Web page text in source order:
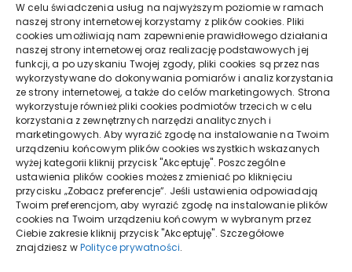
W celu świadczenia usług na najwyższym poziomie w ramach
naszej strony internetowej korzystamy z plików cookies. Pliki
cookies umożliwiają nam zapewnienie prawidłowego działania
naszej strony internetowej oraz realizację podstawowych jej
funkcji, a po uzyskaniu Twojej zgody, pliki cookies są przez nas
wykorzystywane do dokonywania pomiarów i analiz korzystania
ze strony internetowej, a także do celów marketingowych. Strona
wykorzystuje również pliki cookies podmiotów trzecich w celu
korzystania z zewnętrznych narzędzi analitycznych i
marketingowych. Aby wyrazić zgodę na instalowanie na Twoim
urządzeniu końcowym plików cookies wszystkich wskazanych
wyżej kategorii kliknij przycisk "Akceptuję". Poszczególne
ustawienia plików cookies możesz zmieniać po kliknięciu
przycisku „Zobacz preferencje”. Jeśli ustawienia odpowiadają
Twoim preferencjom, aby wyrazić zgodę na instalowanie plików
cookies na Twoim urządzeniu końcowym w wybranym przez
Ciebie zakresie kliknij przycisk "Akceptuję". Szczegółowe
znajdziesz wPolityce prywatności.
Czerwiec 2021
Maj 2021
Kwiecień 2021
Marzec 2021